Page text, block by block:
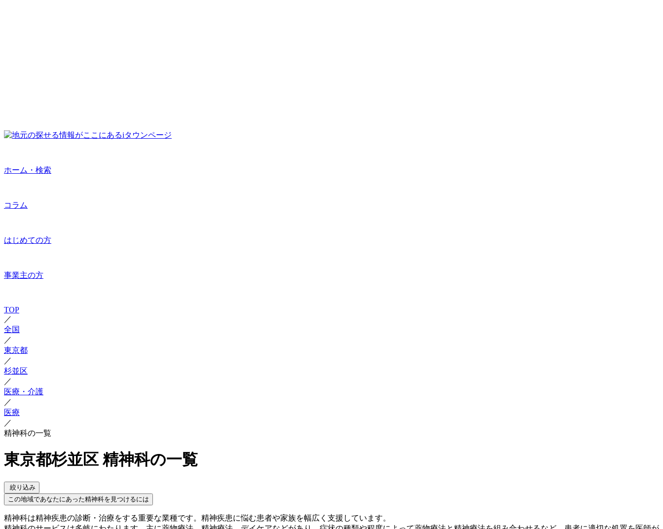
ホーム・検索
コラム
はじめての方
事業主の方
TOP
／
全国
／
東京都
／
杉並区
／
医療・介護
／
医療
／
精神科の一覧
東京都杉並区 精神科の一覧
絞り込み
この地域であなたにあった精神科を見つけるには
精神科は精神疾患の診断・治療をする重要な業種です。精神疾患に悩む患者や家族を幅広く支援しています。